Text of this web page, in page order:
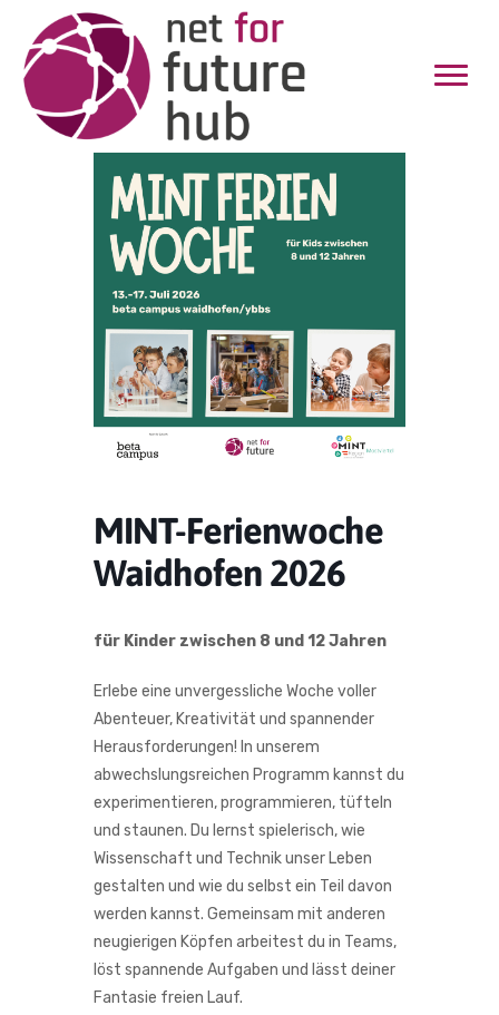
MINT-Ferienwoche
Waidhofen 2026
für Kinder zwischen 8 und 12 Jahren
Erlebe eine unvergessliche Woche voller
Abenteuer, Kreativität und spannender
Herausforderungen! In unserem
abwechslungsreichen Programm kannst du
experimentieren, programmieren, tüfteln
und staunen. Du lernst spielerisch, wie
Wissenschaft und Technik unser Leben
gestalten und wie du selbst ein Teil davon
werden kannst. Gemeinsam mit anderen
neugierigen Köpfen arbeitest du in Teams,
löst spannende Aufgaben und lässt deiner
Fantasie freien Lauf.